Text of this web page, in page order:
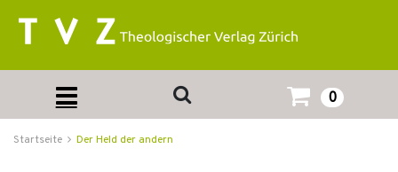
0
Startseite Der Held der andern